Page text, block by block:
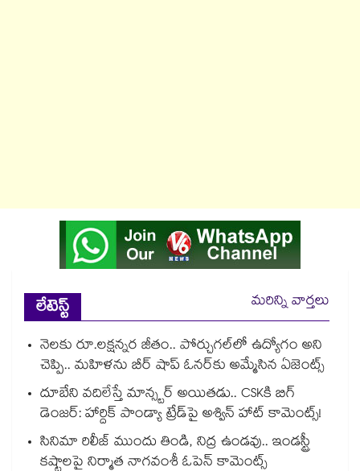
లేటెస్ట్
మరిన్ని వార్తలు
నెలకు రూ.లక్షన్నర జీతం.. పోర్చుగల్⁭లో ఉద్యోగం అని
చెప్పి.. మహిళను బీర్ షాప్ ఓనర్⁭కు అమ్మేసిన ఏజెంట్స్
దూబేని వదిలేస్తే మాన్స్టర్ అయితడు.. CSKకి బిగ్
డెంజర్: హార్దిక్ పాండ్యా ట్రేడ్‌పై అశ్విన్ హాట్ కామెంట్స్!
సినిమా రిలీజ్ ముందు తిండి, నిద్ర ఉండవు.. ఇండస్ట్రీ
కష్టాలపై నిర్మాత నాగవంశీ ఓపెన్ కామెంట్స్